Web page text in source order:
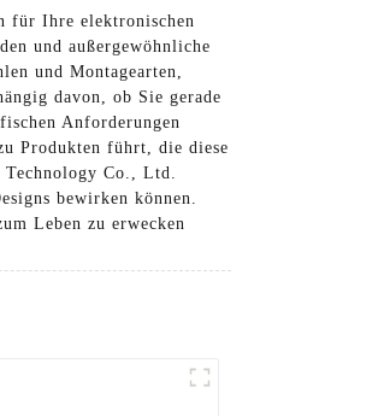
für Ihre elektronischen
und außergewöhnliche
und Montagearten,
davon, ob Sie gerade
Anforderungen
Produkten führt, die diese
Co., Ltd.
bewirken können.
Leben zu erwecken